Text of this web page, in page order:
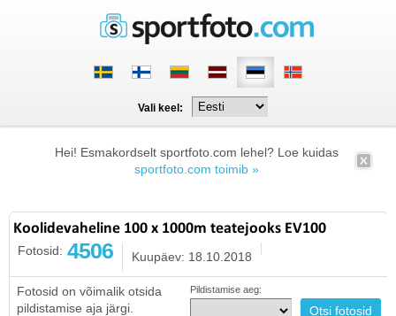
Vali keel:
Hei! Esmakordselt sportfoto.com lehel? Loe kuidas
sportfoto.com toimib »
Koolidevaheline 100 x 1000m teatejooks EV100
Fotosid: 4506 Kuupäev: 18.10.2018
Fotosid on võimalik otsida
pildistamise aja järgi.
Pildistamise aeg: